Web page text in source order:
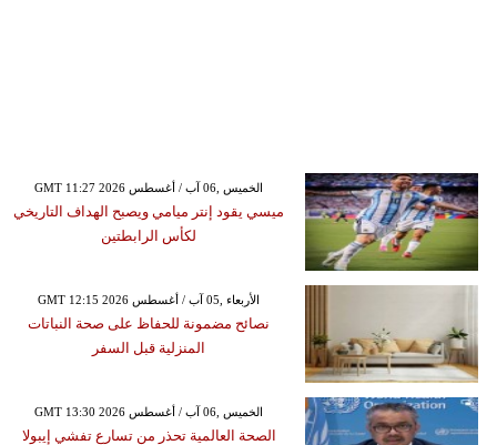
GMT 11:27 2026 الخميس ,06 آب / أغسطس
ميسي يقود إنتر ميامي ويصبح الهداف التاريخي
لكأس الرابطتين
GMT 12:15 2026 الأربعاء ,05 آب / أغسطس
نصائح مضمونة للحفاظ على صحة النباتات
المنزلية قبل السفر
GMT 13:30 2026 الخميس ,06 آب / أغسطس
الصحة العالمية تحذر من تسارع تفشي إيبولا